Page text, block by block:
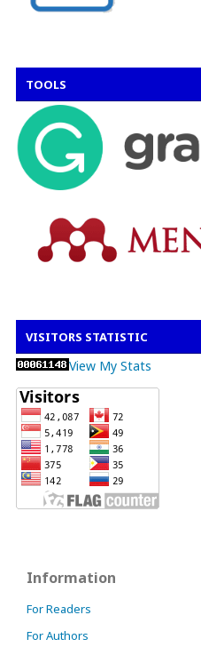
TOOLS
VISITORS STATISTIC
View My Stats
Information
For Readers
For Authors